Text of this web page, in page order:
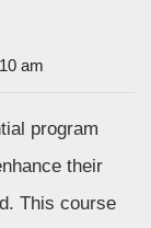
am
program
their
This course